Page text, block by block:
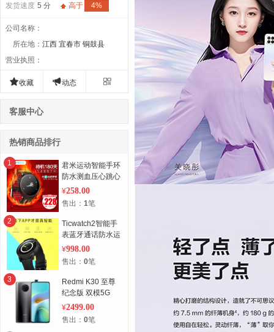
发货速度 5 分 高于 4%
公司名称 ：
所在地 ： 江西 宜春市 铜鼓县
营业执照 ：
收藏 动态 
客服中心
热销商品排行
1
君米运动智能手环
防水测血压心跳心
率跑步小米手表多
功能苹果男女
¥258.00
售出： 1笔
2
Ticwatch2智能手
表蓝牙通话防水运
动支持安卓苹果心
率定位手环男
¥998.00
售出： 0笔
3
Redmi K30 至尊
纪念版 双模5G
8G+512G 极夜黑
小米 红米
¥2499.00
售出： 0笔